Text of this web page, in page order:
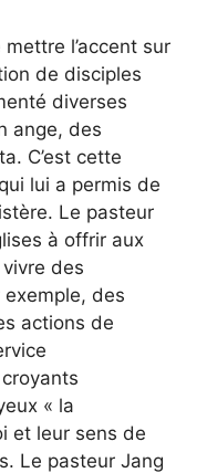
l’accent sur
de disciples
diverses
ange, des
C’est cette
lui a permis de
Le pasteur
à offrir aux
des
des
actions de
« la
et leur sens de
Le pasteur Jang